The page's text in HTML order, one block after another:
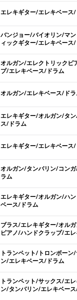
エレキギター/エレキベース
バンジョー/バイオリン/マ
ィックギター/エレキベース
オルガン/エレクトリックピ
プ/エレキベース/ドラム
オルガン/エレキベース/ド
エレキギター/オルガン/タ
ス/ドラム
エレキギター/エレキベース
オルガン/タンバリン/コン
ラム
エレキギター/オルガン/ハ
ベース/ドラム
ブラス/エレキギター/オル
ピアノ/ハンドクラップ/エ
トランペット/トロンボー
ン/エレキベース/ドラム
トランペット/サックス/エ
ン/タンバリン/エレキベー